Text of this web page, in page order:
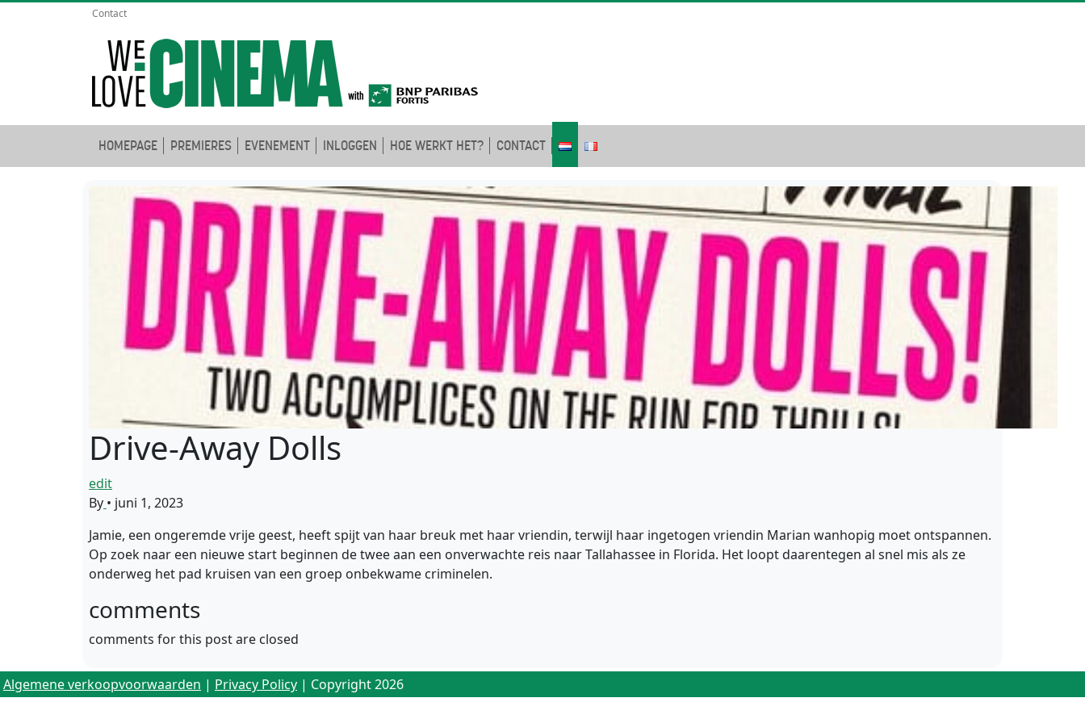
Contact
HOMEPAGE PREMIERES EVENEMENT INLOGGEN HOE WERKT HET? CONTACT
Drive-Away Dolls
edit
By • juni 1, 2023
Jamie, een ongeremde vrije geest, heeft spijt van haar breuk met haar vriendin, terwijl haar ingetogen vriendin Marian wanhopig moet ontspannen.
Op zoek naar een nieuwe start beginnen de twee aan een onverwachte reis naar Tallahassee in Florida. Het loopt daarentegen al snel mis als ze
onderweg het pad kruisen van een groep onbekwame criminelen.
comments
comments for this post are closed
Algemene verkoopvoorwaarden | Privacy Policy | Copyright 2026